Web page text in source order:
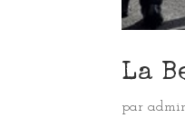
La
par